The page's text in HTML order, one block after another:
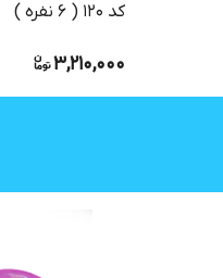
کد ۱۲۰ ( ۶ نفره )
3,210,000